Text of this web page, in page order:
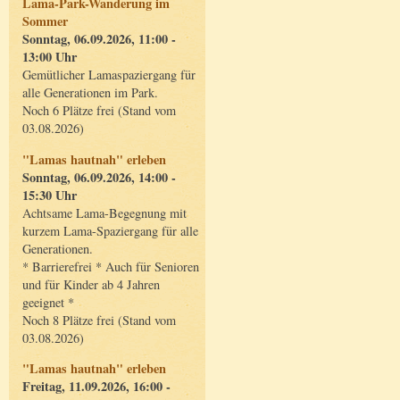
Sommer
Sonntag, 06.09.2026, 11:00 -
13:00 Uhr
Gemütlicher Lamaspaziergang für
alle Generationen im Park.
Noch 6 Plätze frei (Stand vom
03.08.2026)
"Lamas hautnah" erleben
Sonntag, 06.09.2026, 14:00 -
15:30 Uhr
Achtsame Lama-Begegnung mit
kurzem Lama-Spaziergang für alle
Generationen.
* Barrierefrei * Auch für Senioren
und für Kinder ab 4 Jahren
geeignet *
Noch 8 Plätze frei (Stand vom
03.08.2026)
"Lamas hautnah" erleben
Freitag, 11.09.2026, 16:00 -